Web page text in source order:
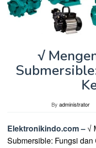
√
By administrator
Elektronikindo.com – √
Submersible: Fungsi dan